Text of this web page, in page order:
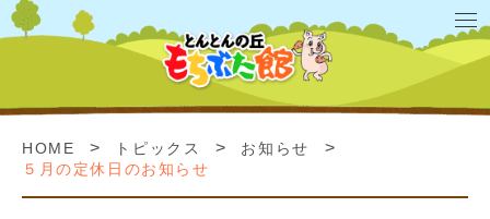
HOME > トピックス > お知らせ >
５月の定休日のお知らせ